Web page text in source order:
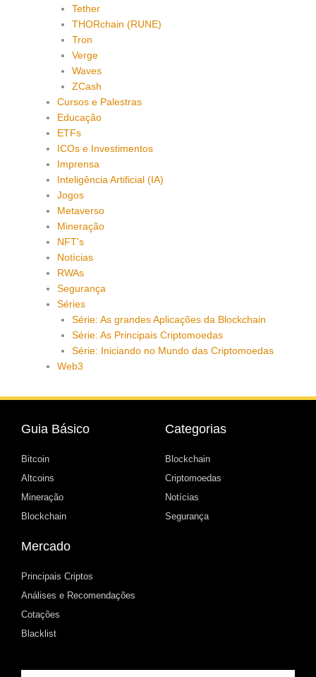
Tether
THORchain (RUNE)
Tron
Verge
Waves
ZCash
Cursos e Palestras
Educação
ETFs
ICOs e Investimentos
Imprensa
Inteligência Artificial (IA)
Jogos
Metaverso
Mineração
NFT's
Notícias
RWAs
Segurança
Séries
Série: As grandes Aplicações da Blockchain
Série: As Principais Criptomoedas
Série: Iniciando no Mundo das Criptomoedas
Web3
Guia Básico
Bitcoin
Altcoins
Mineração
Blockchain
Categorias
Blockchain
Criptomoedas
Notícias
Segurança
Mercado
Principais Criptos
Análises e Recomendações
Cotações
Blacklist